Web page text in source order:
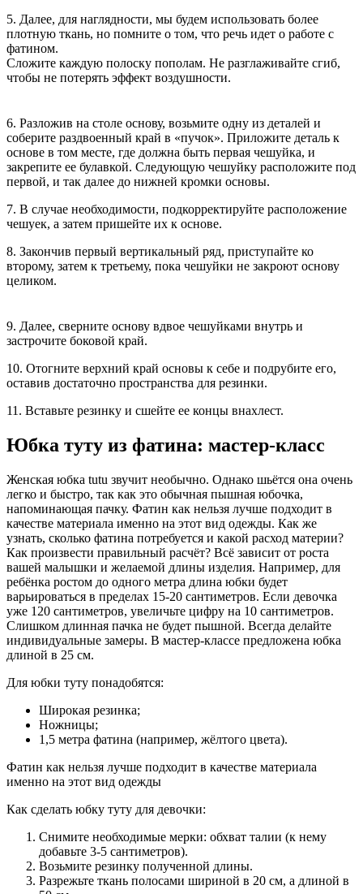
5. Далее, для наглядности, мы будем использовать более
плотную ткань, но помните о том, что речь идет о работе с
фатином.
Сложите каждую полоску пополам. Не разглаживайте сгиб,
чтобы не потерять эффект воздушности.
6. Разложив на столе основу, возьмите одну из деталей и
соберите раздвоенный край в «пучок». Приложите деталь к
основе в том месте, где должна быть первая чешуйка, и
закрепите ее булавкой. Следующую чешуйку расположите под
первой, и так далее до нижней кромки основы.
7. В случае необходимости, подкорректируйте расположение
чешуек, а затем пришейте их к основе.
8. Закончив первый вертикальный ряд, приступайте ко
второму, затем к третьему, пока чешуйки не закроют основу
целиком.
9. Далее, сверните основу вдвое чешуйками внутрь и
застрочите боковой край.
10. Отогните верхний край основы к себе и подрубите его,
оставив достаточно пространства для резинки.
11. Вставьте резинку и сшейте ее концы внахлест.
Юбка туту из фатина: мастер-класс
Женская юбка tutu звучит необычно. Однако шьётся она очень
легко и быстро, так как это обычная пышная юбочка,
напоминающая пачку. Фатин как нельзя лучше подходит в
качестве материала именно на этот вид одежды. Как же
узнать, сколько фатина потребуется и какой расход материи?
Как произвести правильный расчёт? Всё зависит от роста
вашей малышки и желаемой длины изделия. Например, для
ребёнка ростом до одного метра длина юбки будет
варьироваться в пределах 15-20 сантиметров. Если девочка
уже 120 сантиметров, увеличьте цифру на 10 сантиметров.
Слишком длинная пачка не будет пышной. Всегда делайте
индивидуальные замеры. В мастер-классе предложена юбка
длиной в 25 см.
Для юбки туту понадобятся:
Широкая резинка;
Ножницы;
1,5 метра фатина (например, жёлтого цвета).
Фатин как нельзя лучше подходит в качестве материала
именно на этот вид одежды
Как сделать юбку туту для девочки:
Снимите необходимые мерки: обхват талии (к нему
добавьте 3-5 сантиметров).
Возьмите резинку полученной длины.
Разрежьте ткань полосами шириной в 20 см, а длиной в